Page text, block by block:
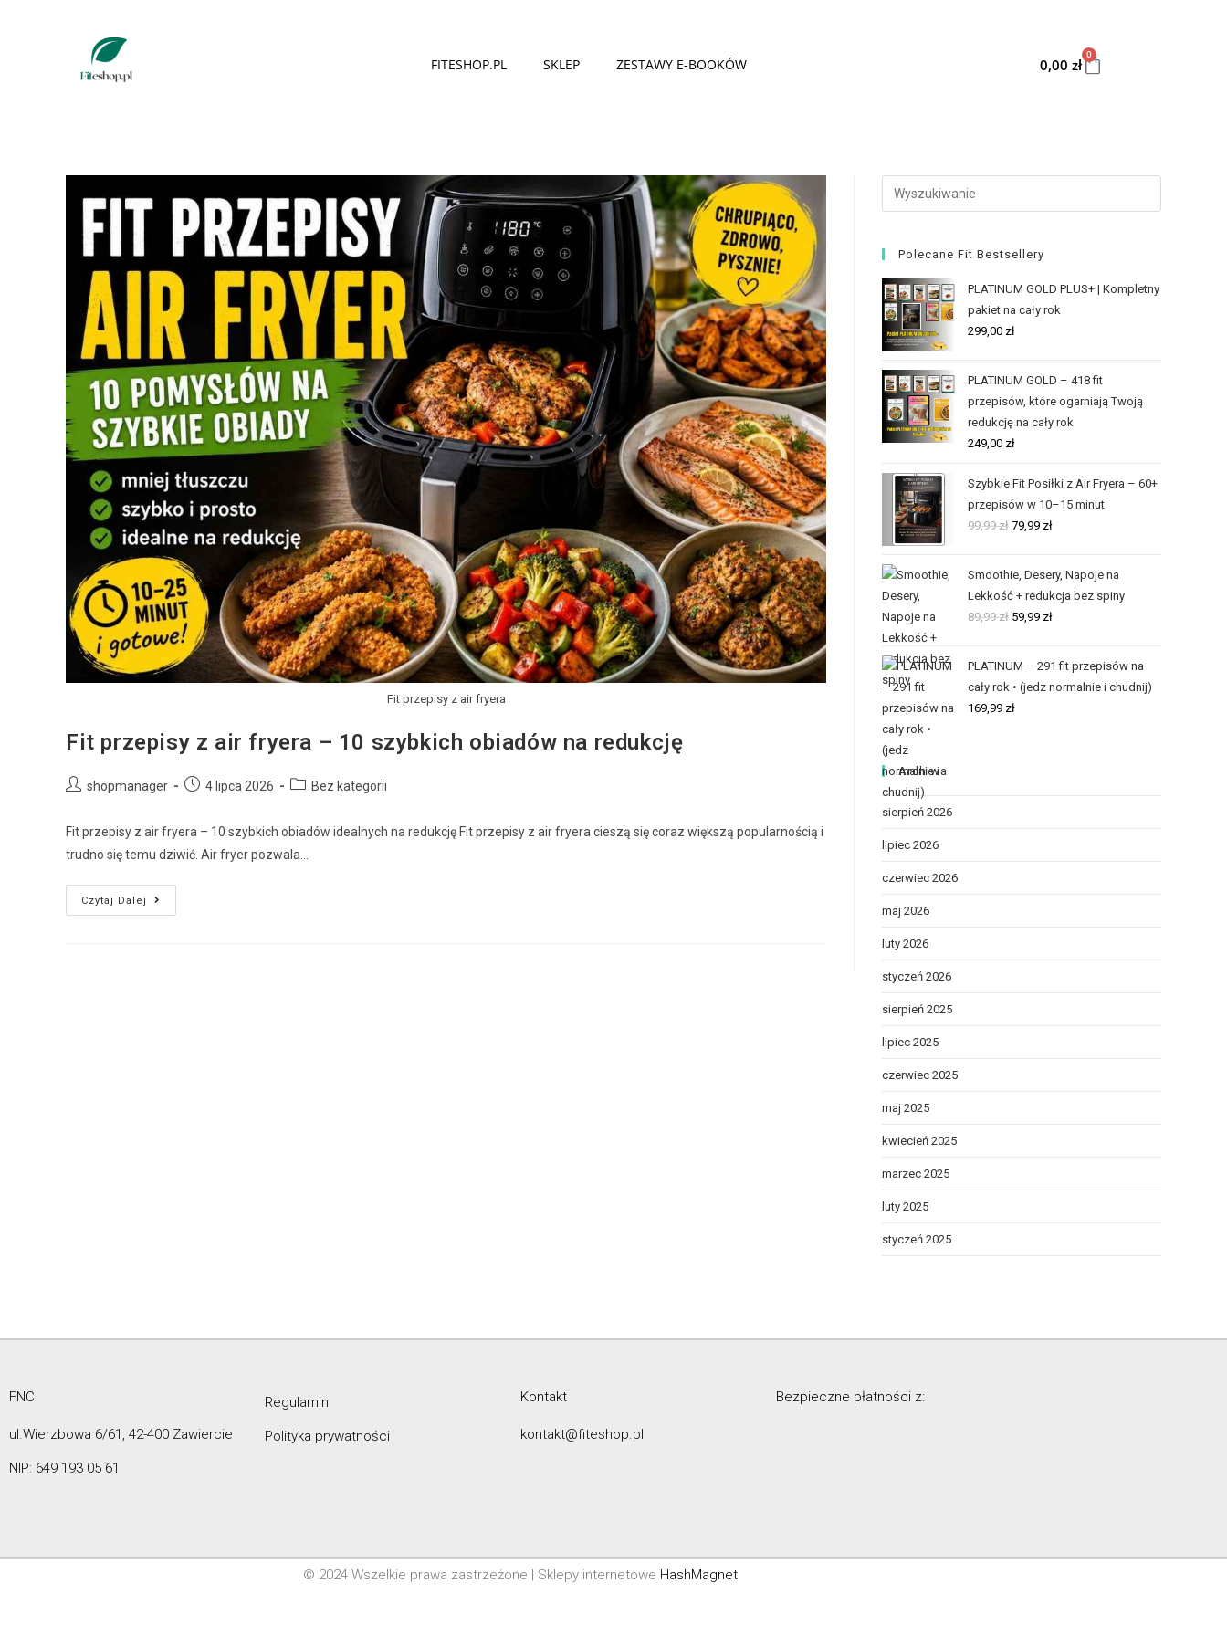
FITESHOP.PL SKLEP ZESTAWY E-BOOKÓW 0,00 zł
0
Fit przepisy z air fryera
Fit przepisy z air fryera – 10 szybkich obiadów na redukcję
shopmanager 4 lipca 2026 Bez kategorii
Fit przepisy z air fryera – 10 szybkich obiadów idealnych na redukcję Fit przepisy z air fryera cieszą się coraz większą popularnością i
trudno się temu dziwić. Air fryer pozwala…
Czytaj Dalej
Polecane Fit Bestsellery
PLATINUM GOLD PLUS+ | Kompletny
pakiet na cały rok
299,00 zł
PLATINUM GOLD – 418 fit
przepisów, które ogarniają Twoją
redukcję na cały rok
249,00 zł
Szybkie Fit Posiłki z Air Fryera – 60+
przepisów w 10–15 minut
99,99zł 79,99 zł
Smoothie, Desery, Napoje na
Lekkość + redukcja bez spiny
89,99zł 59,99 zł
PLATINUM – 291 fit przepisów na
cały rok • (jedz normalnie i chudnij)
169,99 zł
Archiwa
sierpień 2026
lipiec 2026
czerwiec 2026
maj 2026
luty 2026
styczeń 2026
sierpień 2025
lipiec 2025
czerwiec 2025
maj 2025
kwiecień 2025
marzec 2025
luty 2025
styczeń 2025
FNC
ul.Wierzbowa 6/61, 42-400 Zawiercie
NIP: 649 193 05 61
Regulamin
Polityka prywatności
Kontakt
kontakt@fiteshop.pl
Bezpieczne płatności z:
© 2024 Wszelkie prawa zastrzeżone | Sklepy internetowe HashMagnet